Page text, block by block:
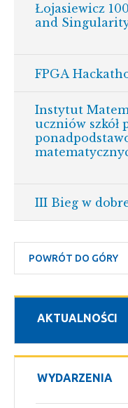
AKTUALNOŚCI
WYDARZENIA
Łojasiewicz
and
FPGA
Instytut
uczniów szkół
III Bieg w
POWRÓT DO GÓRY